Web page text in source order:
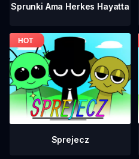
Sprunki Ama Herkes Hayatta
Sprejecz